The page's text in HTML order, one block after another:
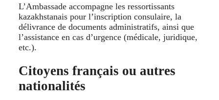
L’Ambassade accompagne les ressortissants
kazakhstanais pour l’inscription consulaire, la
délivrance de documents administratifs, ainsi que
l’assistance en cas d’urgence (médicale, juridique,
etc.).
Citoyens français ou autres
nationalités